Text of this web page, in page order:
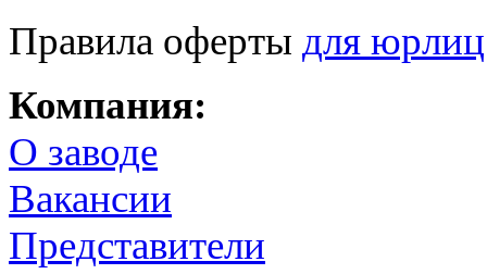
Правила оферты для
Компания:
О заводе
Вакансии
Представители